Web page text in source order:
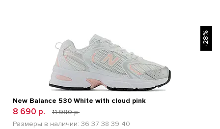
-28%
New Balance 530 White with cloud pink
8 690 р.
11 990 р.
Размеры в наличии: 36 37 38 39 40